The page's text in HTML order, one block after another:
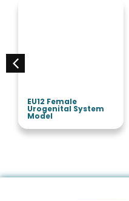
EU12 Female
Urogenital System
Model